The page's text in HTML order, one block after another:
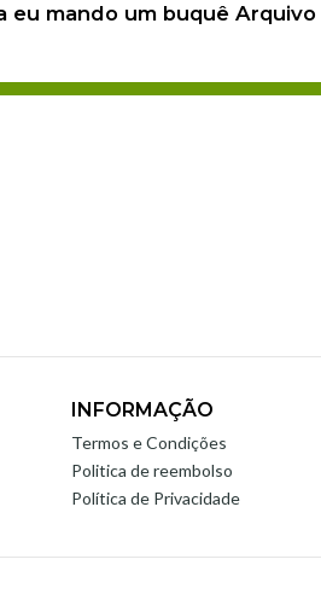
eu mando um buquê Arquivo
INFORMAÇÃO
Termos e Condições
Politica de reembolso
Política de Privacidade